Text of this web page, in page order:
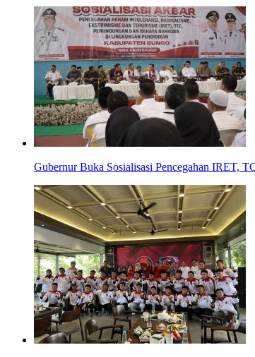
Gubernur Buka Sosialisasi Pencegahan IRET,